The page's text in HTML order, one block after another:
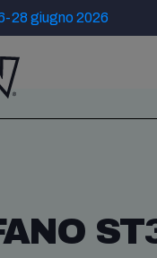
28 giugno 2026